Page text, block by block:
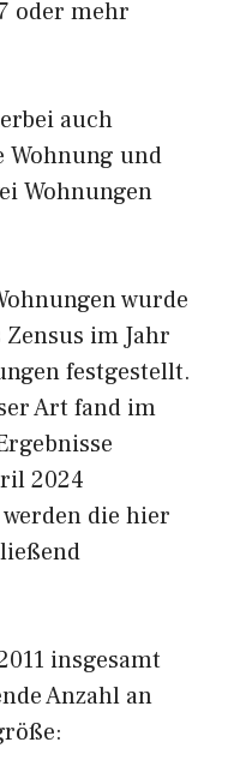
oder mehr
auch
Wohnung und
Wohnungen
wurde
im Jahr
festgestellt.
Art fand im
2024
die hier
insgesamt
Anzahl an